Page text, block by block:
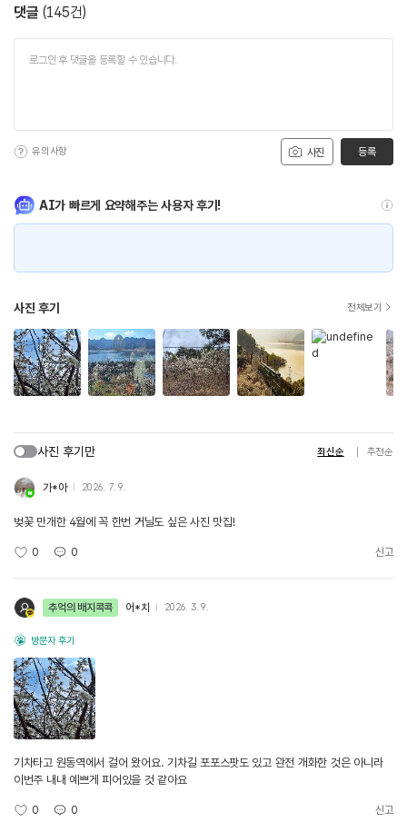
댓글 (145건)
사진
유의사항 등록
AI가 빠르게 요약해주는 사용자 후기!
사진 후기 전체보기
사진 후기만 최신순 추천순
가*아 2026. 7. 9.
벚꽃 만개한 4월에 꼭 한번 거닐도 싶은 사진 맛집!
0 0 신고
추억의 배지콕콕 어*치 2026. 3. 9.
방문자 후기
기차타고 원동역에서 걸어 왔어요. 기차길 포포스팟도 있고 완전 개화한 것은 아니라
이번주 내내 예쁘게 피어있을 것 같아요
0 0 신고